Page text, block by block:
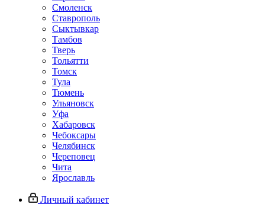
Смоленск
Ставрополь
Сыктывкар
Тамбов
Тверь
Тольятти
Томск
Тула
Тюмень
Ульяновск
Уфа
Хабаровск
Чебоксары
Челябинск
Череповец
Чита
Ярославль
Личный кабинет